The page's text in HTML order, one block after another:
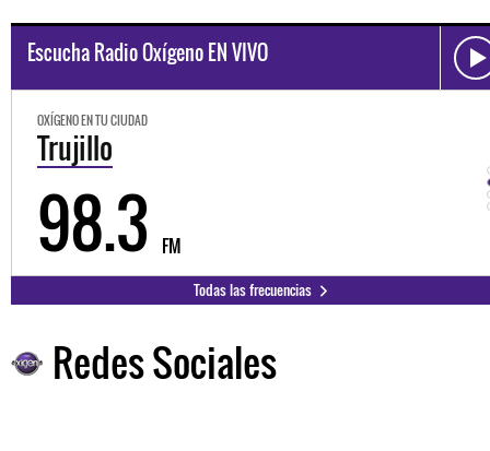
Escucha Radio Oxígeno EN VIVO
OXÍGENO EN TU CIUDAD
Trujillo
98.3 FM
Todas las frecuencias
Redes Sociales